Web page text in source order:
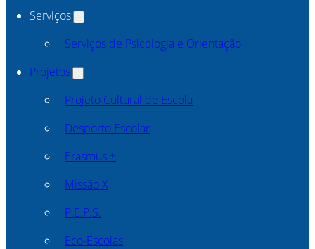
Serviços
Serviços de Psicologia e Orientação
Projetos
Projeto Cultural de Escola
Desporto Escolar
Erasmus +
Missão X
P.E.P.S.
Eco-Escolas